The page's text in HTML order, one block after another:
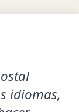
idiomas,